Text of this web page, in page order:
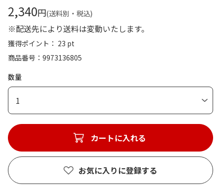
2,340円(送料別・税込)
※配送先により送料は変動いたします。
獲得ポイント： 23 pt
商品番号
9973136805
数量
1
カートに入れる
お気に入りに登録する